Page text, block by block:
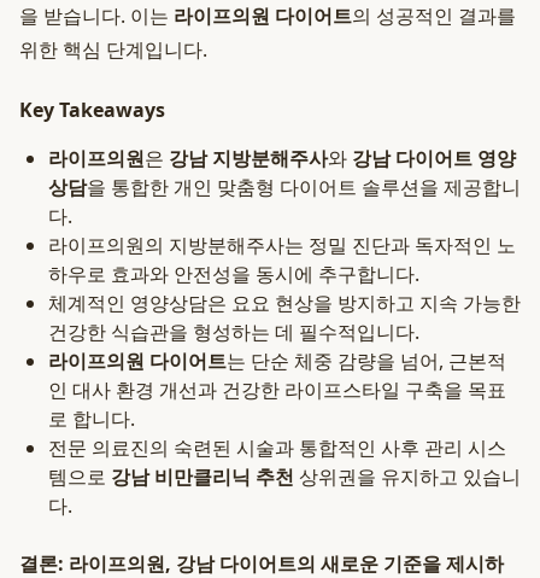
을 받습니다. 이는 라이프의원 다이어트의 성공적인 결과를
위한 핵심 단계입니다.
Key Takeaways
라이프의원은 강남 지방분해주사와 강남 다이어트 영양
상담을 통합한 개인 맞춤형 다이어트 솔루션을 제공합니
다.
라이프의원의 지방분해주사는 정밀 진단과 독자적인 노
하우로 효과와 안전성을 동시에 추구합니다.
체계적인 영양상담은 요요 현상을 방지하고 지속 가능한
건강한 식습관을 형성하는 데 필수적입니다.
라이프의원 다이어트는 단순 체중 감량을 넘어, 근본적
인 대사 환경 개선과 건강한 라이프스타일 구축을 목표
로 합니다.
전문 의료진의 숙련된 시술과 통합적인 사후 관리 시스
템으로 강남 비만클리닉 추천 상위권을 유지하고 있습니
다.
결론: 라이프의원, 강남 다이어트의 새로운 기준을 제시하